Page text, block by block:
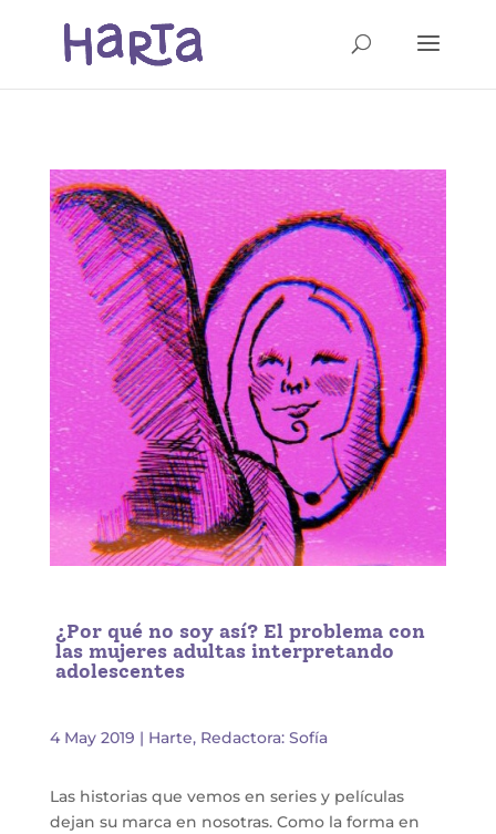
¿Por qué no soy así? El problema con
las mujeres adultas interpretando
adolescentes
4 May 2019 | Harte, Redactora: Sofía
Las historias que vemos en series y películas
dejan su marca en nosotras. Como la forma en